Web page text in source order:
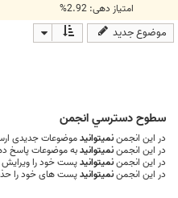
امتیاز دهی: 2.92%
موضوع جدید
سطوح دسترسي انجمن
در این انجمننمیتوانیدموضوعات جدیدی
در این انجمننمیتوانیدبه موضوعات پاسخ
در این انجمننمیتوانیدپست خود را ویرایش
در این انجمننمیتوانیدپست های خود را